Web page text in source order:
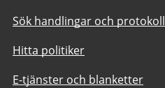
Sök handlingar och protokoll
Hitta politiker
E-tjänster och blanketter